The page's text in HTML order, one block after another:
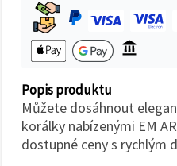
Popis produktu
Můžete dosáhnout
korálky nabízenými EM
dostupné ceny s rychlým